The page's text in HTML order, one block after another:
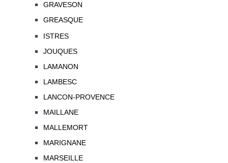
GRAVESON
GREASQUE
ISTRES
JOUQUES
LAMANON
LAMBESC
LANCON-PROVENCE
MAILLANE
MALLEMORT
MARIGNANE
MARSEILLE